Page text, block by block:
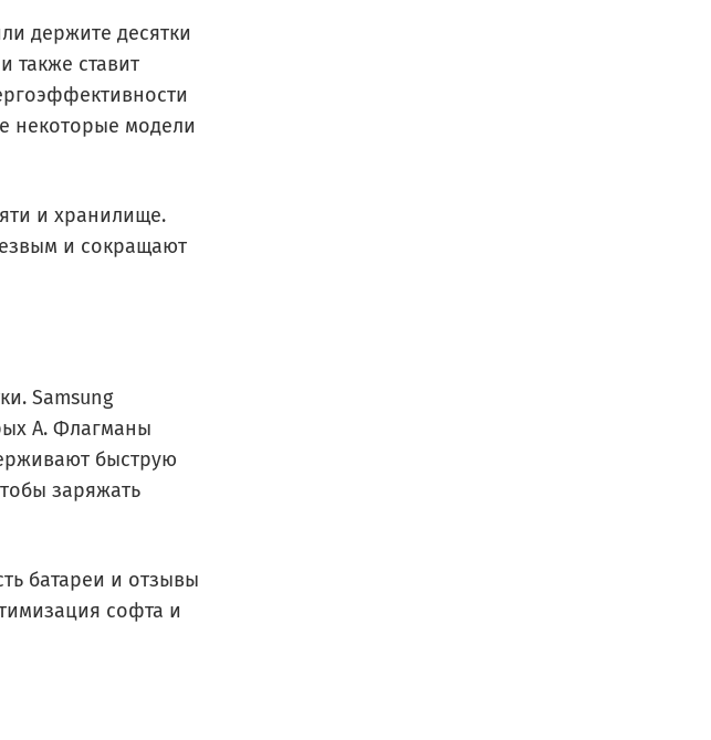
держите десятки
также ставит
некоторые модели
и хранилище.
и сокращают
Samsung
A. Флагманы
быструю
заряжать
батареи и отзывы
софта и